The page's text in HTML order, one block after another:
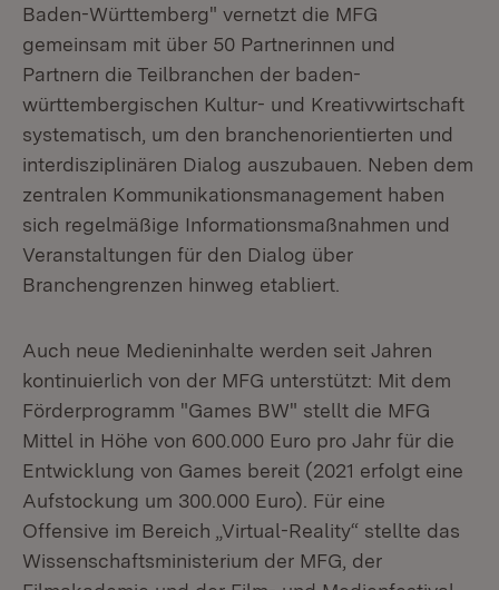
Baden-Württemberg" vernetzt die MFG
gemeinsam mit über 50 Partnerinnen und
Partnern die Teilbranchen der baden-
württembergischen Kultur- und Kreativwirtschaft
systematisch, um den branchenorientierten und
interdisziplinären Dialog auszubauen. Neben dem
zentralen Kommunikationsmanagement haben
sich regelmäßige Informationsmaßnahmen und
Veranstaltungen für den Dialog über
Branchengrenzen hinweg etabliert.
Auch neue Medieninhalte werden seit Jahren
kontinuierlich von der MFG unterstützt: Mit dem
Förderprogramm "Games BW" stellt die MFG
Mittel in Höhe von 600.000 Euro pro Jahr für die
Entwicklung von Games bereit (2021 erfolgt eine
Aufstockung um 300.000 Euro). Für eine
Offensive im Bereich „Virtual-Reality“ stellte das
Wissenschaftsministerium der MFG, der